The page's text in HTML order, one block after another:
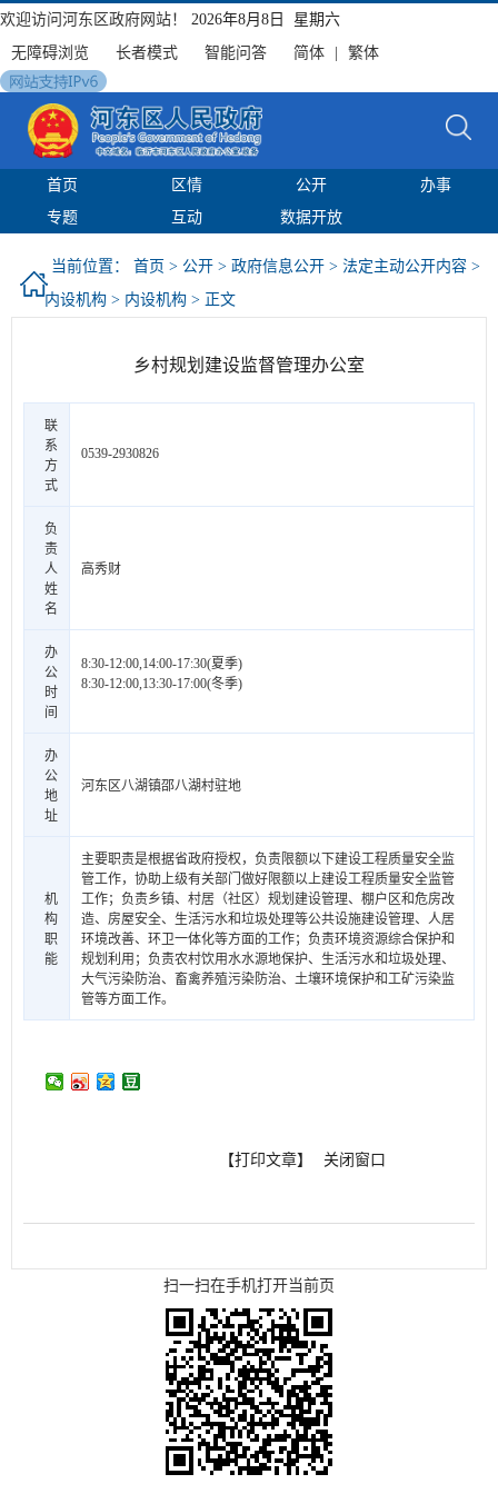
欢迎访问河东区政府网站！
2026年8月8日 星期六
无障碍浏览
长者模式 智能问答 简体 繁体
首页 区情 公开
办事
专题
互动 数据开放
当前位置： 首页 > 公开 > 政府信息公开 > 法定主动公开内容 >
内设机构 > 内设机构 > 正文
乡村规划建设监督管理办公室
联
系
方
式
0539-2930826
负
责
人
姓
名
高秀财
办
公
时
间
8:30-12:00,14:00-17:30(夏季)
8:30-12:00,13:30-17:00(冬季)
办
公
地
址
河东区八湖镇邵八湖村驻地
机
构
职
能
主要职责是根据省政府授权，负责限额以下建设工程质量安全监
管工作，协助上级有关部门做好限额以上建设工程质量安全监管
工作；负责乡镇、村居（社区）规划建设管理、棚户区和危房改
造、房屋安全、生活污水和垃圾处理等公共设施建设管理、人居
环境改善、环卫一体化等方面的工作；负责环境资源综合保护和
规划利用；负责农村饮用水水源地保护、生活污水和垃圾处理、
大气污染防治、畜禽养殖污染防治、土壤环境保护和工矿污染监
管等方面工作。
【打印文章】 关闭窗口
扫一扫在手机打开当前页